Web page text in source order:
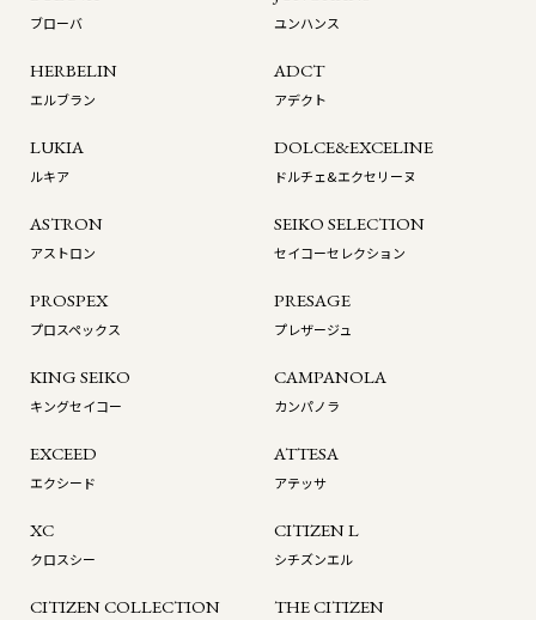
ブローバ ユンハンス
HERBELIN
エルブラン
ADCT
アデクト
LUKIA
ルキア
DOLCE&EXCELINE
ドルチェ&エクセリーヌ
ASTRON
アストロン
SEIKO SELECTION
セイコーセレクション
PROSPEX
プロスペックス
PRESAGE
プレザージュ
KING SEIKO
キングセイコー
CAMPANOLA
カンパノラ
EXCEED
エクシード
ATTESA
アテッサ
XC
クロスシー
CITIZEN L
シチズンエル
CITIZEN COLLECTION THE CITIZEN